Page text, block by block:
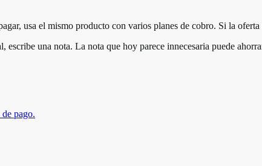
usa el mismo producto con varios planes de cobro. Si la
una nota. La nota que hoy parece innecesaria puede
pago.